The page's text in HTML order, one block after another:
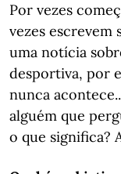
Por vezes
vezes escrevem
uma notícia
desportiva, por
nunca
alguém que
o que significa?